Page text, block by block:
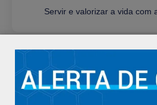
Servir e valorizar a vida com
Visão